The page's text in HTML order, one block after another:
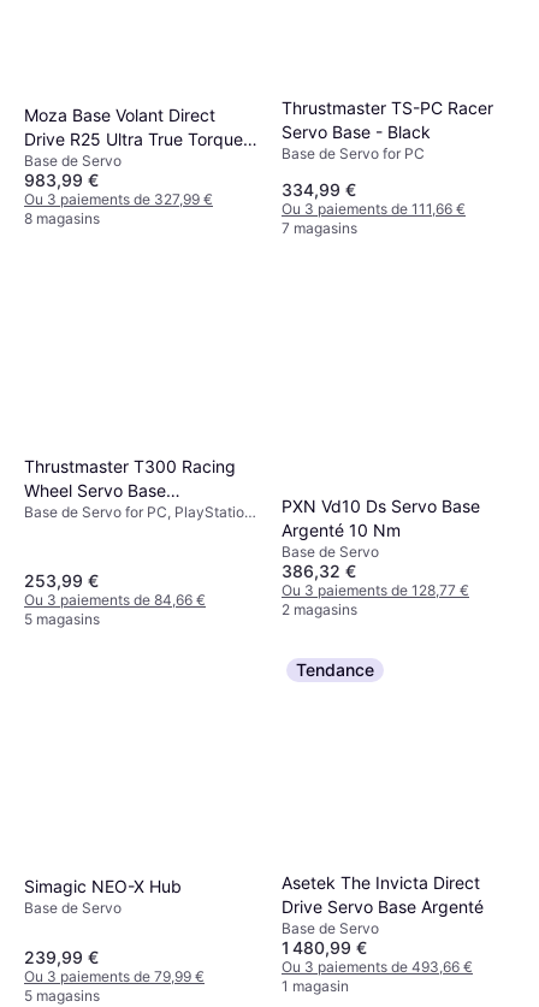
Moza Base Volant Direct
Drive R25 Ultra True Torque
25 Nm RGB PC
Base de Servo
983,99 €
Ou 3 paiements de 327,99 €
8 magasins
Thrustmaster TS-PC Racer
Servo Base - Black
Base de Servo for PC
334,99 €
Ou 3 paiements de 111,66 €
7 magasins
Thrustmaster T300 Racing
Wheel Servo Base
(PC/PS3/PS4) - Black
Base de Servo for PC, PlayStation
253,99 €
Ou 3 paiements de 84,66 €
5 magasins
PXN Vd10 Ds Servo Base
Argenté 10 Nm
Base de Servo
386,32 €
Ou 3 paiements de 128,77 €
2 magasins
Simagic NEO-X Hub
Base de Servo
239,99 €
Ou 3 paiements de 79,99 €
5 magasins
Tendance
Asetek The Invicta Direct
Drive Servo Base Argenté
Base de Servo
1 480,99 €
Ou 3 paiements de 493,66 €
1 magasin